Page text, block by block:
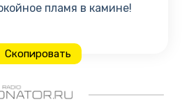
пламя в камине!
Скопировать